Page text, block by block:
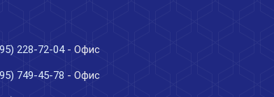
228-72-04- Офис
749-45-78 - Офис